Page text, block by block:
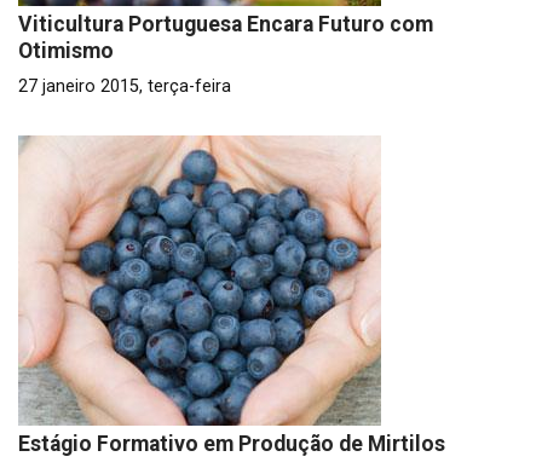
Viticultura Portuguesa Encara Futuro com
Otimismo
27 janeiro 2015, terça-feira
Estágio Formativo em Produção de Mirtilos